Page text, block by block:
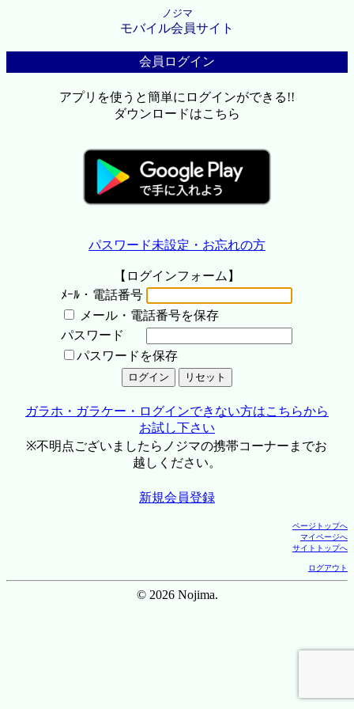
ノジマ
モバイル会員サイト
会員ログイン
アプリを使うと簡単にログインができる!!
ダウンロードはこちら
パスワード未設定・お忘れの方
【ログインフォーム】
ﾒｰﾙ・電話番号
メール・電話番号を保存
パスワード
パスワードを保存
ガラホ・ガラケー・ログインできない方はこちらから
お試し下さい
※不明点ございましたらノジマの携帯コーナーまでお
越しください。
新規会員登録
ページトップへ
マイページへ
サイトトップへ
ログアウト
© 2026 Nojima.